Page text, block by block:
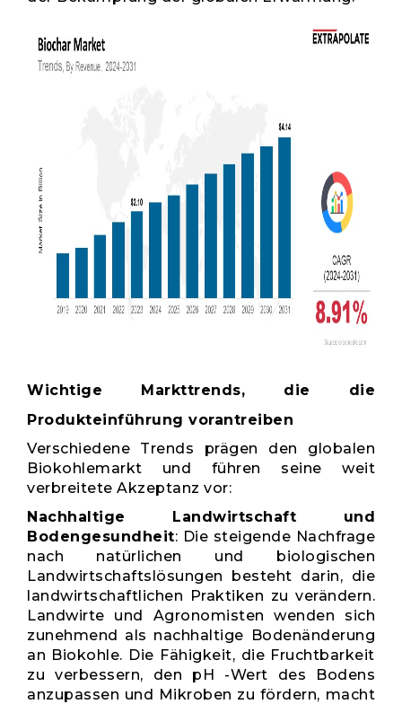
Wichtige Markttrends, die die
Produkteinführung vorantreiben
Verschiedene Trends prägen den globalen
Biokohlemarkt und führen seine weit
verbreitete Akzeptanz vor:
Nachhaltige Landwirtschaft und
Bodengesundheit: Die steigende Nachfrage
nach natürlichen und biologischen
Landwirtschaftslösungen besteht darin, die
landwirtschaftlichen Praktiken zu verändern.
Landwirte und Agronomisten wenden sich
zunehmend als nachhaltige Bodenänderung
an Biokohle. Die Fähigkeit, die Fruchtbarkeit
zu verbessern, den pH -Wert des Bodens
anzupassen und Mikroben zu fördern, macht